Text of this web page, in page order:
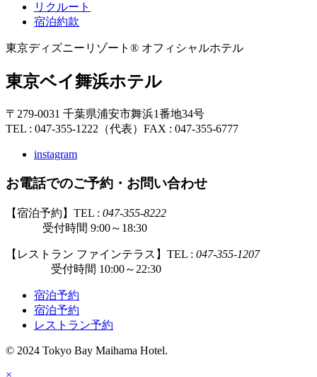
リクルート
宿泊約款
東京ディズニーリゾート® オフィシャルホテル
東京ベイ舞浜ホテル
〒279-0031 千葉県浦安市舞浜1番地34号
TEL : 047-355-1222（代表） FAX : 047-355-6777
instagram
お電話でのご予約・お問い合わせ
【宿泊予約】TEL : 047-355-8222
受付時間 9:00～18:30
【レストラン ファインテラス】TEL : 047-355-1207
受付時間 10:00～22:30
宿泊予約
宿泊予約
レストラン予約
© 2024 Tokyo Bay Maihama Hotel.
×